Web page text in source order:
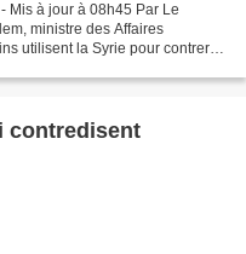
Mis à jour à 08h45 Par Le
ministre des Affaires
utilisent la Syrie pour contrer
contredisent